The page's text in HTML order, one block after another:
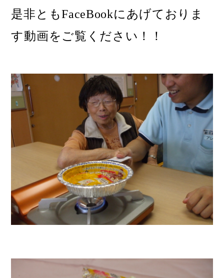
是非ともFaceBookにあげておりま
す動画をご覧ください！！